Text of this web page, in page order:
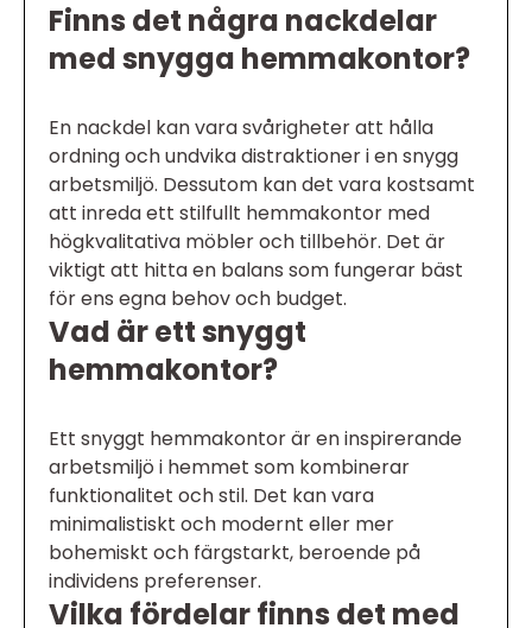
Finns det några nackdelar
med snygga hemmakontor?
En nackdel kan vara svårigheter att hålla
ordning och undvika distraktioner i en snygg
arbetsmiljö. Dessutom kan det vara kostsamt
att inreda ett stilfullt hemmakontor med
högkvalitativa möbler och tillbehör. Det är
viktigt att hitta en balans som fungerar bäst
för ens egna behov och budget.
Vad är ett snyggt
hemmakontor?
Ett snyggt hemmakontor är en inspirerande
arbetsmiljö i hemmet som kombinerar
funktionalitet och stil. Det kan vara
minimalistiskt och modernt eller mer
bohemiskt och färgstarkt, beroende på
individens preferenser.
Vilka fördelar finns det med